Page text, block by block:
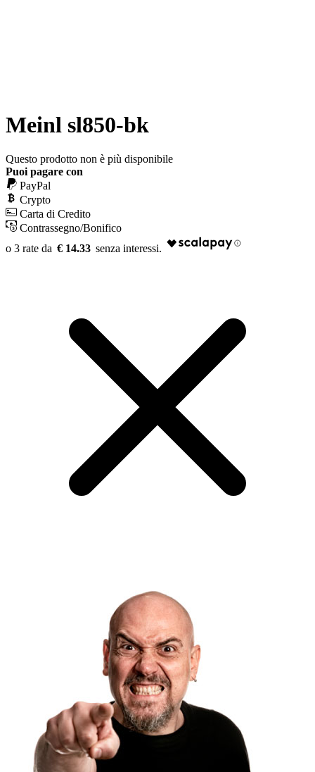
Meinl sl850-bk
Questo prodotto non è più disponibile
Puoi pagare con
PayPal
Crypto
Carta di Credito
Contrassegno/Bonifico
€ 14.33